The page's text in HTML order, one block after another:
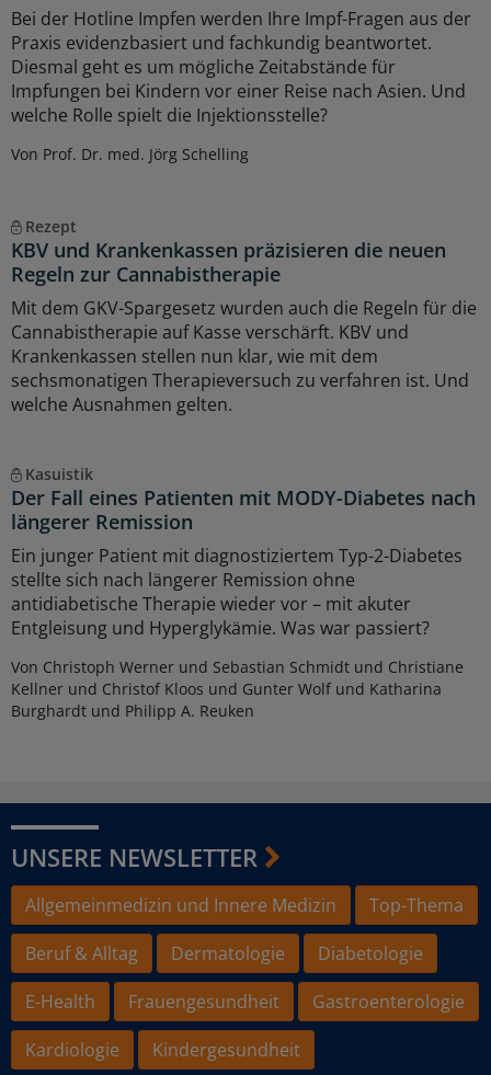
Bei der Hotline Impfen werden Ihre Impf-Fragen aus der
Praxis evidenzbasiert und fachkundig beantwortet.
Diesmal geht es um mögliche Zeitabstände für
Impfungen bei Kindern vor einer Reise nach Asien. Und
welche Rolle spielt die Injektionsstelle?
Von Prof. Dr. med. Jörg Schelling
Rezept
KBV und Krankenkassen präzisieren die neuen
Regeln zur Cannabistherapie
Mit dem GKV-Spargesetz wurden auch die Regeln für die
Cannabistherapie auf Kasse verschärft. KBV und
Krankenkassen stellen nun klar, wie mit dem
sechsmonatigen Therapieversuch zu verfahren ist. Und
welche Ausnahmen gelten.
Kasuistik
Der Fall eines Patienten mit MODY-Diabetes nach
längerer Remission
Ein junger Patient mit diagnostiziertem Typ-2-Diabetes
stellte sich nach längerer Remission ohne
antidiabetische Therapie wieder vor – mit akuter
Entgleisung und Hyperglykämie. Was war passiert?
Von Christoph Werner und Sebastian Schmidt und Christiane
Kellner und Christof Kloos und Gunter Wolf und Katharina
Burghardt und Philipp A. Reuken
UNSERE NEWSLETTER
Allgemeinmedizin und Innere Medizin
Top-Thema
Beruf & Alltag
Dermatologie
Diabetologie
E-Health
Frauengesundheit
Gastroenterologie
Kardiologie
Kindergesundheit